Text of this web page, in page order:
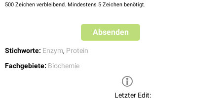
500 Zeichen verbleibend. Mindestens 5 Zeichen benötigt.
Absenden
Stichworte: Enzym, Protein
Fachgebiete: Biochemie
Letzter Edit: